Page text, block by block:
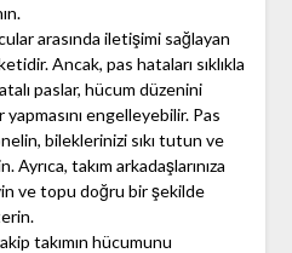
arasında iletişimi sağlayan
Ancak, pas hataları sıklıkla
paslar, hücum düzenini
yapmasını engelleyebilir. Pas
bileklerinizi sıkı tutun ve
Ayrıca, takım arkadaşlarınıza
ve topu doğru bir şekilde
takımın hücumunu